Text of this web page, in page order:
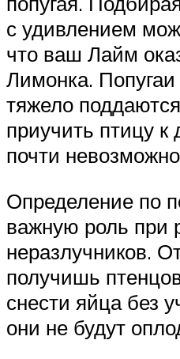
с удивлением
что ваш Лайм
Лимонка. Попугаи
тяжело
приучить птицу к
почти
Определение по
важную роль при
неразлучников.
получишь
снести яйца без
они не будут